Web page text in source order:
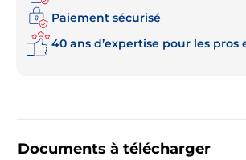
Documents à télécharger
Paiement sécurisé
40 ans d’expertise pour les